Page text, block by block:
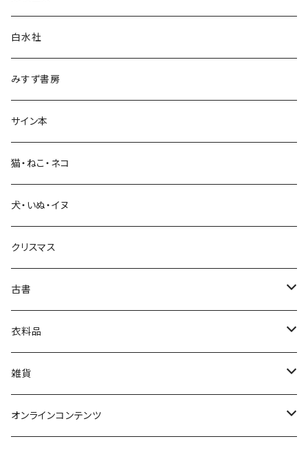
言語・ことば
生活・暮らし
芸術・絵画・写真
絵本・児童書
娯楽・エンターテインメント
白水社
みすず書房
サイン本
猫・ねこ・ネコ
犬・いぬ・イヌ
クリスマス
古書
古書セット
美術
衣料品
POLEWARDS
Tシャツ
雑貨
バッグ
オンラインコンテンツ